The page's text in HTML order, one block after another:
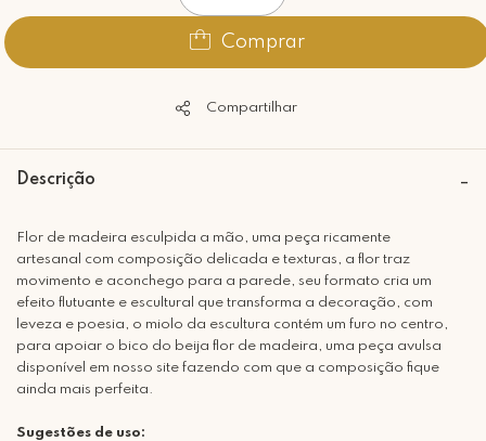
Comprar
Compartilhar
Descrição
Flor de madeira esculpida a mão, uma peça ricamente
artesanal com composição delicada e texturas, a flor traz
movimento e aconchego para a parede, seu formato cria um
efeito flutuante e escultural que transforma a decoração, com
leveza e poesia, o miolo da escultura contém um furo no centro,
para apoiar o bico do beija flor de madeira, uma peça avulsa
disponível em nosso site fazendo com que a composição fique
ainda mais perfeita.
Sugestões de uso: